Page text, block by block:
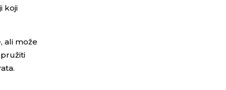
koji
ali može